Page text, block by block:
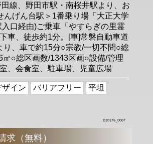
線、野田市駅・南桜井駅より、お
んげん台駅＞1番乗り場「大正大学
口経由)ご乗車「やすらぎの里霊
車、徒歩約1分。[車]常磐自動車道
り、車で約15分○宗教/一切不問○総
㎡○総区画数/1343区画○設備/管理
、会食室、駐車場、児童広場
ザイン バリアフリー
平坦
1110176_0007
求（無料）